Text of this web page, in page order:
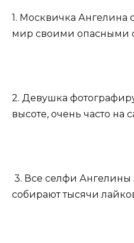
1. Москвичка Ангелина
мир своими опасными
2. Девушка
высоте, очень часто
3. Все селфи Ангелины
собирают тысячи